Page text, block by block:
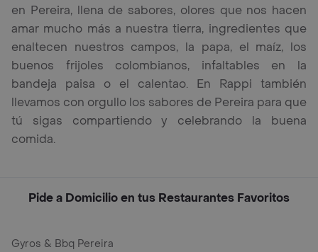
en Pereira, llena de sabores, olores que nos hacen
amar mucho más a nuestra tierra, ingredientes que
enaltecen nuestros campos, la papa, el maíz, los
buenos frijoles colombianos, infaltables en la
bandeja paisa o el calentao. En Rappi también
llevamos con orgullo los sabores de Pereira para que
tú sigas compartiendo y celebrando la buena
comida.
Pide a Domicilio en tus Restaurantes Favoritos
Gyros & Bbq Pereira